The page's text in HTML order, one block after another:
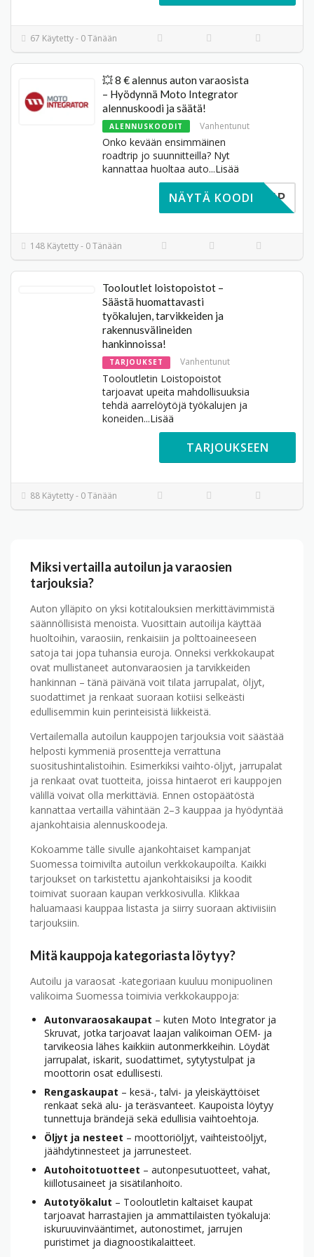
67 Käytetty - 0 Tänään
💥 8 € alennus auton varaosista
– Hyödynnä Moto Integrator
alennuskoodi ja säätä!
ALENNUSKOODIT Vanhentunut
Onko kevään ensimmäinen
roadtrip jo suunnitteilla? Nyt
kannattaa huoltaa auto...Lisää
8TRIP
NÄYTÄ KOODI
148 Käytetty - 0 Tänään
Tooloutlet loistopoistot –
Säästä huomattavasti
työkalujen, tarvikkeiden ja
rakennusvälineiden
hankinnoissa!
TARJOUKSET Vanhentunut
Tooloutletin Loistopoistot
tarjoavat upeita mahdollisuuksia
tehdä aarrelöytöjä työkalujen ja
koneiden...Lisää
TARJOUKSEEN
88 Käytetty - 0 Tänään
Miksi vertailla autoilun ja varaosien
tarjouksia?
Auton ylläpito on yksi kotitalouksien merkittävimmistä
säännöllisistä menoista. Vuosittain autoilija käyttää
huoltoihin, varaosiin, renkaisiin ja polttoaineeseen
satoja tai jopa tuhansia euroja. Onneksi verkkokaupat
ovat mullistaneet autonvaraosien ja tarvikkeiden
hankinnan – tänä päivänä voit tilata jarrupalat, öljyt,
suodattimet ja renkaat suoraan kotiisi selkeästi
edullisemmin kuin perinteisistä liikkeistä.
Vertailemalla autoilun kauppojen tarjouksia voit säästää
helposti kymmeniä prosentteja verrattuna
suositushinta­listoihin. Esimerkiksi vaihto-öljyt, jarrupalat
ja renkaat ovat tuotteita, joissa hinta­erot eri kauppojen
välillä voivat olla merkittäviä. Ennen ostopäätöstä
kannattaa vertailla vähintään 2–3 kauppaa ja hyödyntää
ajankohtaisia alennuskoodeja.
Kokoamme tälle sivulle ajankohtaiset kampanjat
Suomessa toimivilta autoilun verkkokaupoilta. Kaikki
tarjoukset on tarkistettu ajankohtaisiksi ja koodit
toimivat suoraan kaupan verkkosivulla. Klikkaa
haluamaasi kauppaa listasta ja siirry suoraan aktiviisiin
tarjouksiin.
Mitä kauppoja kategoriasta löytyy?
Autoilu ja varaosat -kategoriaan kuuluu monipuolinen
valikoima Suomessa toimivia verkkokauppoja:
Autonvaraosakaupat – kuten Moto Integrator ja
Skruvat, jotka tarjoavat laajan valikoiman OEM- ja
tarvike­osia lähes kaikkiin auton­merkkeihin. Löydät
jarrupalat, iskarit, suodattimet, sytytys­tulpat ja
moottorin osat edullisesti.
Rengaskaupat – kesä-, talvi- ja yleiskäyttöiset
renkaat sekä alu- ja teräsvanteet. Kaupoista löytyy
tunnettuja brändejä sekä edullisia vaihtoehtoja.
Öljyt ja nesteet – moottori­öljyt, vaihteisto­öljyt,
jäähdytin­nesteet ja jarrunesteet.
Autohoitotuotteet – auton­pesu­tuotteet, vahat,
kiillotus­aineet ja sisä­tilan­hoito.
Autotyökalut – Tooloutletin kaltaiset kaupat
tarjoavat harrasta­jien ja ammatti­laisten työkaluja:
iskuruuvinvääntimet, autonostimet, jarrujen
puristimet ja diagnoosti­kalaitteet.